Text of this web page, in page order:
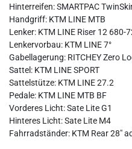
Hinterreifen: SMARTPAC
Handgriff: KTM LINE MTB
Lenker: KTM LINE Riser 12 680-
Lenkervorbau: KTM LINE 7°
Gabellagerung: RITCHEY Zero
Sattel: KTM LINE SPORT
Sattelstütze: KTM LINE 27.2
Pedale: KTM LINE MTB BF
Vorderes Licht: Sate Lite G1
Hinteres Licht: Sate Lite M4
Fahrradständer: KTM Rear 28"